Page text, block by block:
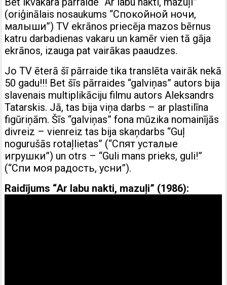
(oriģinālais nosaukums “Спокойной ночи,
малыши”) TV ekrānos priecēja mazos bērnus
katru darbadienas vakaru un kamēr vien tā gāja
ekrānos, izauga pat vairākas paaudzes.
Jo TV ēterā šī pārraide tika translēta vairāk nekā
50 gadu!!! Bet šīs pārraides “galviņas” autors bija
slavenais multiplikāciju filmu autors Aleksandrs
Tatarskis. Jā, tas bija viņa darbs – ar plastilīna
figūriņām. Šīs “galviņas” fona mūzika nomainījās
divreiz – vienreiz tas bija skaņdarbs “Guļ
nogurušās rotaļlietas” (“Спят усталые
игрушки”) un otrs – “Guli mans prieks, guli!”
(“Спи моя радость, усни”).
Raidījums “Ar labu nakti, mazuļi” (1986):